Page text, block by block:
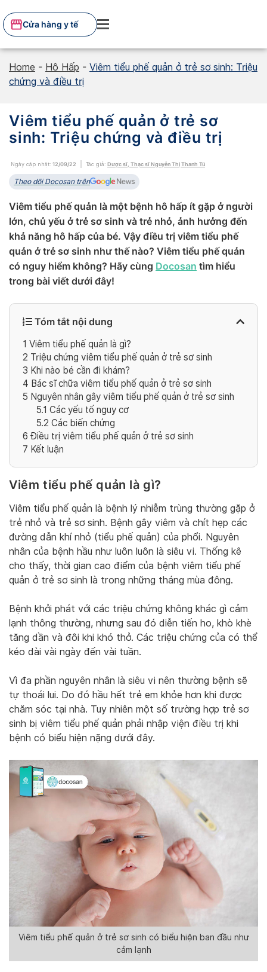
to
content
Cửa hàng y tế
Home - Hô Hấp - Viêm tiểu phế quản ở trẻ sơ sinh: Triệu
chứng và điều trị
Viêm tiểu phế quản ở trẻ sơ
sinh: Triệu chứng và điều trị
Ngày cập nhật: 12/09/22 Tác giả: Dược sĩ, Thạc sĩ Nguyễn Thị Thanh Tú
Theo dõi Docosan trên
Viêm tiểu phế quản là một bệnh hô hấp ít gặp ở người
lớn, chủ yếu ở trẻ sơ sinh và trẻ nhỏ, ảnh hưởng đến
khả năng hô hấp của bé. Vậy điều trị viêm tiểu phế
quản ở trẻ sơ sinh như thế nào? Viêm tiểu phế quản
có nguy hiểm không? Hãy cùng Docosan tìm hiểu
trong bài viết dưới đây!
Tóm tắt nội dung
1 Viêm tiểu phế quản là gì?
2 Triệu chứng viêm tiểu phế quản ở trẻ sơ sinh
3 Khi nào bé cần đi khám?
4 Bác sĩ chữa viêm tiểu phế quản ở trẻ sơ sinh
5 Nguyên nhân gây viêm tiểu phế quản ở trẻ sơ sinh
5.1 Các yếu tố nguy cơ
5.2 Các biến chứng
6 Điều trị viêm tiểu phế quản ở trẻ sơ sinh
7 Kết luận
Viêm tiểu phế quản là gì?
Viêm tiểu phế quản là bệnh lý nhiễm trùng thường gặp ở
trẻ nhỏ và trẻ sơ sinh. Bệnh gây viêm và chít hẹp các
đường dẫn khí nhỏ (tiểu phế quản) của phổi. Nguyên
nhân của bệnh hầu như luôn luôn là siêu vi. Thống kê
cho thấy, thời gian cao điểm của bệnh viêm tiểu phế
quản ở trẻ sơ sinh là trong những tháng mùa đông.
Bệnh khởi phát với các triệu chứng không khác gì cảm
lạnh thông thường, nhưng sau đó diễn tiến ho, khò khè
tăng dần và đôi khi khó thở. Các triệu chứng của có thể
kéo dài vài ngày đến vài tuần.
Vì đa phần nguyên nhân là siêu vi nên thường bệnh sẽ
tự thoái lui. Do đó hầu hết trẻ em khỏe hơn khi được
chăm sóc tại nhà. Tuy nhiên một số trường hợp trẻ sơ
sinh bị viêm tiểu phế quản phải nhập viện điều trị khi
bệnh có biểu hiện nặng dưới đây.
Viêm tiểu phế quản ở trẻ sơ sinh có biểu hiện ban đầu như
cảm lạnh